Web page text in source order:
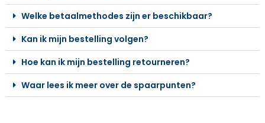
Welke betaalmethodes zijn er beschikbaar?
Kan ik mijn bestelling volgen?
Hoe kan ik mijn bestelling retourneren?
Waar lees ik meer over de spaarpunten?